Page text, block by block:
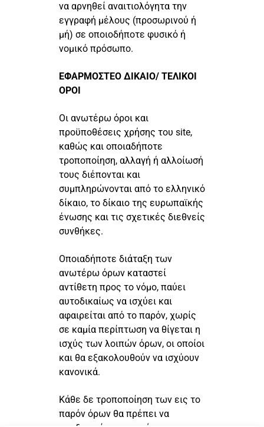
να αρνηθεί αναιτιολόγητα την
εγγραφή μέλους (προσωρινού ή
μή) σε οποιοδήποτε φυσικό ή
νομικό πρόσωπο.
ΕΦΑΡΜΟΣΤΕΟ ΔΙΚΑΙΟ/ ΤΕΛΙΚΟΙ
ΟΡΟΙ
Οι ανωτέρω όροι και
προϋποθέσεις χρήσης του site,
καθώς και οποιαδήποτε
τροποποίηση, αλλαγή ή αλλοίωσή
τους διέπονται και
συμπληρώνονται από το ελληνικό
δίκαιο, το δίκαιο της ευρωπαϊκής
ένωσης και τις σχετικές διεθνείς
συνθήκες.
Οποιαδήποτε διάταξη των
ανωτέρω όρων καταστεί
αντίθετη προς το νόμο, παύει
αυτοδικαίως να ισχύει και
αφαιρείται από το παρόν, χωρίς
σε καμία περίπτωση να θίγεται η
ισχύς των λοιπών όρων, οι οποίοι
και θα εξακολουθούν να ισχύουν
κανονικά.
Κάθε δε τροποποίηση των εις το
παρόν όρων θα πρέπει να